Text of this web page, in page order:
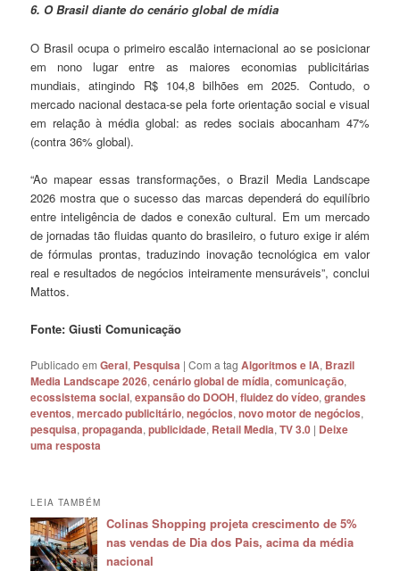
6. O Brasil diante do cenário global de mídia
O Brasil ocupa o primeiro escalão internacional ao se posicionar
em nono lugar entre as maiores economias publicitárias
mundiais, atingindo R$ 104,8 bilhões em 2025. Contudo, o
mercado nacional destaca-se pela forte orientação social e visual
em relação à média global: as redes sociais abocanham 47%
(contra 36% global).
“Ao mapear essas transformações, o Brazil Media Landscape
2026 mostra que o sucesso das marcas dependerá do equilíbrio
entre inteligência de dados e conexão cultural. Em um mercado
de jornadas tão fluidas quanto do brasileiro, o futuro exige ir além
de fórmulas prontas, traduzindo inovação tecnológica em valor
real e resultados de negócios inteiramente mensuráveis”, conclui
Mattos.
Fonte: Giusti Comunicação
Publicado em Geral, Pesquisa |Com a tagAlgoritmos e IA, Brazil
Media Landscape 2026,cenário global de mídia,comunicação,
ecossistema social,expansão do DOOH,fluidez do vídeo,grandes
eventos,mercado publicitário,negócios,novo motor de negócios,
pesquisa,propaganda,publicidade, Retail Media,TV 3.0 | Deixe
uma resposta
LEIA TAMBÉM
Colinas Shopping projeta crescimento de 5%
nas vendas de Dia dos Pais, acima da média
nacional